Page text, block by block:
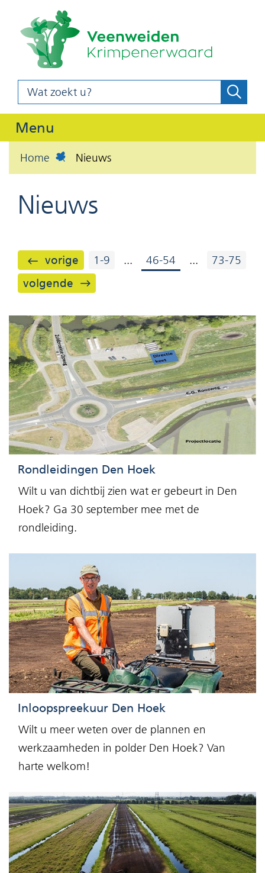
naar
de
o
Wat
zoekt
u?
Menu
Home Nieuws
Nieuws
vorigeresultaten
1-9 ... 46-54 ...
73-75
volgende resultaten
Rondleidingen Den Hoek
Wilt u van dichtbij zien wat er gebeurt in Den
Hoek? Ga 30 september mee met de
rondleiding.
Inloopspreekuur Den Hoek
Wilt u meer weten over de plannen en
werkzaamheden in polder Den Hoek? Van
harte welkom!